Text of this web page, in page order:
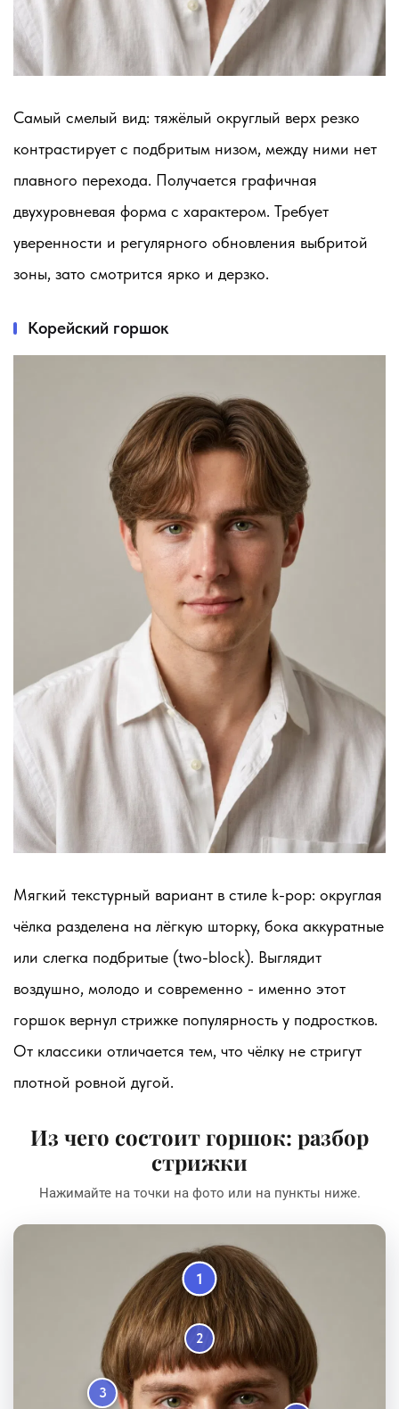
Самый смелый вид: тяжёлый округлый верх резко
контрастирует с подбритым низом, между ними нет
плавного перехода. Получается графичная
двухуровневая форма с характером. Требует
уверенности и регулярного обновления выбритой
зоны, зато смотрится ярко и дерзко.
Корейский горшок
Мягкий текстурный вариант в стиле k-pop: округлая
чёлка разделена на лёгкую шторку, бока аккуратные
или слегка подбритые (two-block). Выглядит
воздушно, молодо и современно - именно этот
горшок вернул стрижке популярность у подростков.
От классики отличается тем, что чёлку не стригут
плотной ровной дугой.
Из чего состоит горшок: разбор
стрижки
Нажимайте на точки на фото или на пункты ниже.
1
2
3